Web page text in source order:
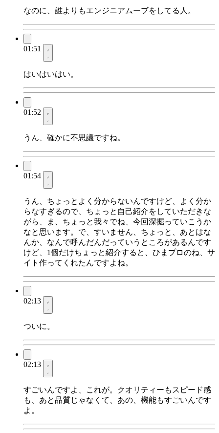
なのに、誰よりもエンジニアムーブをしてる人。
01:51
はいはいはい。
01:52
うん、確かに不思議ですね。
01:54
うん、ちょっとよく分からないんですけど、よく分か
らなすぎるので、ちょっと自己紹介をしていただきな
がら、ま、ちょっと我々でね、今回深掘っていこうか
なと思います。で、すいません、ちょっと、あとはな
んか、なんで呼んだんだっていうところがあるんです
けど、1個だけちょっと紹介すると、ひまプロのね、サ
イト作ってくれたんですよね。
02:13
ついに。
02:13
すごいんですよ、これが。クオリティーもスピード感
も、あと品質じゃなくて、あの、機能もすごいんです
よ。